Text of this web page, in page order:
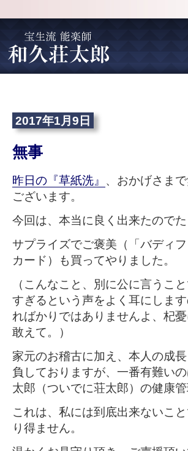
2017年1月9日
無事
昨日の『草紙洗』 、おかげさま
ございます。
今回は、本当に良く出来たので
サプライズでご褒美（「バディ
カード）も買ってやりました。
（こんなこと、別に公に言うこ
すぎるという声をよく耳にしま
ればかりではありませんよ、杞
敢えて。）
家元のお稽古に加え、本人の成
負しておりますが、一番有難い
太郎（ついでに荘太郎）の健康管
これは、私には到底出来ないこ
り得ません。